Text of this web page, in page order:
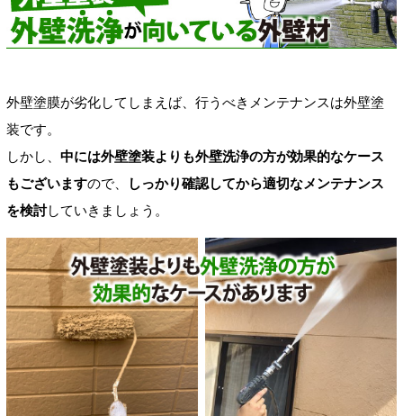
外壁塗膜が劣化してしまえば、行うべきメンテナンスは外壁塗
装です。
しかし、 中には外壁塗装よりも外壁洗浄の方が効果的なケース
もございますので、
しっかり確認してから適切なメンテナンス
を検討していきましょう。